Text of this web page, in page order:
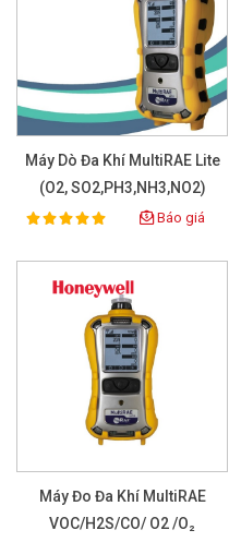
Máy Dò Đa Khí MultiRAE Lite
(O2, SO2,PH3,NH3,NO2)
Rating:
100% Báo giá
Máy Đo Đa Khí MultiRAE
VOC/H2S/CO/ O2 /O₂